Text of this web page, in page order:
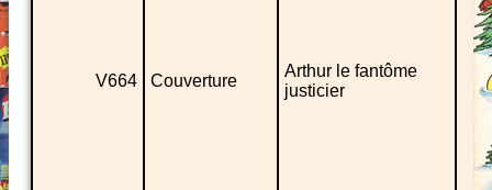
V664 Couverture
Arthur le fantôme
justicier